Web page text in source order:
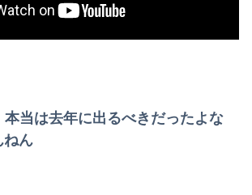
当は去年に出るべきだったよな
ねん